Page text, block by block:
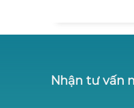
Nhận tư vấn